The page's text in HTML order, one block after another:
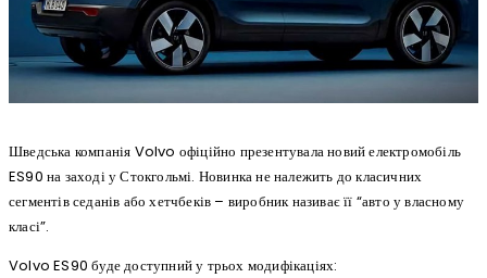
Шведська компанія Volvo офіційно презентувала новий електромобіль
ES90 на заході у Стокгольмі. Новинка не належить до класичних
сегментів седанів або хетчбеків – виробник називає її “авто у власному
класі”.
Volvo ES90 буде доступний у трьох модифікаціях: